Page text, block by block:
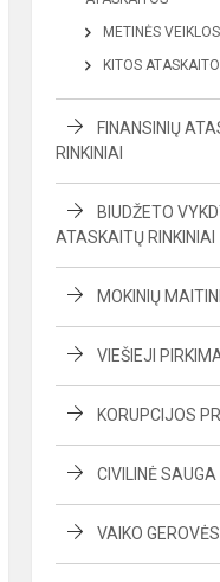
METINĖS
KITOS
FINANSINIŲ
RINKINIAI
BIUDŽETO
ATASKAITŲ RINKINIAI
MOKINIŲ
VIEŠIEJI
KORUPCIJOS
CIVILINĖ SAUGA
VAIKO